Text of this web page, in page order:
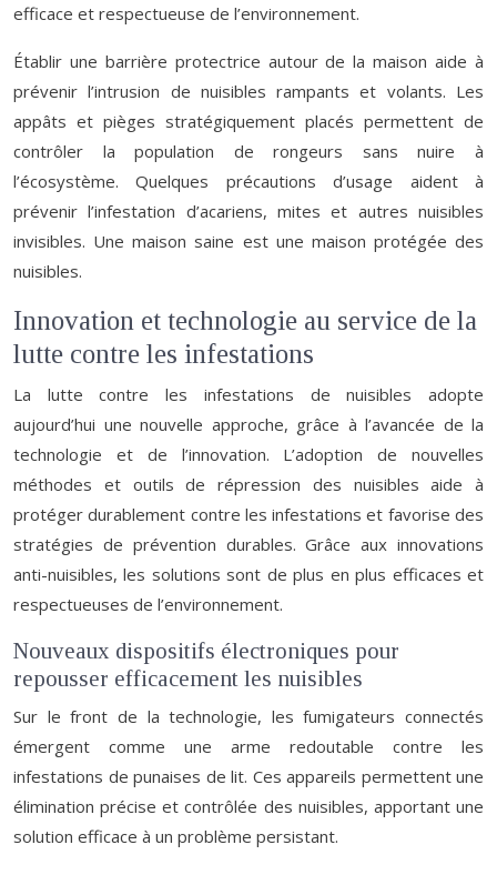
efficace et respectueuse de l’environnement.
Établir une barrière protectrice autour de la maison aide à
prévenir l’intrusion de nuisibles rampants et volants. Les
appâts et pièges stratégiquement placés permettent de
contrôler la population de rongeurs sans nuire à
l’écosystème. Quelques précautions d’usage aident à
prévenir l’infestation d’acariens, mites et autres nuisibles
invisibles. Une maison saine est une maison protégée des
nuisibles.
Innovation et technologie au service de la
lutte contre les infestations
La lutte contre les infestations de nuisibles adopte
aujourd’hui une nouvelle approche, grâce à l’avancée de la
technologie et de l’innovation. L’adoption de nouvelles
méthodes et outils de répression des nuisibles aide à
protéger durablement contre les infestations et favorise des
stratégies de prévention durables. Grâce aux innovations
anti-nuisibles, les solutions sont de plus en plus efficaces et
respectueuses de l’environnement.
Nouveaux dispositifs électroniques pour
repousser efficacement les nuisibles
Sur le front de la technologie, les fumigateurs connectés
émergent comme une arme redoutable contre les
infestations de punaises de lit. Ces appareils permettent une
élimination précise et contrôlée des nuisibles, apportant une
solution efficace à un problème persistant.